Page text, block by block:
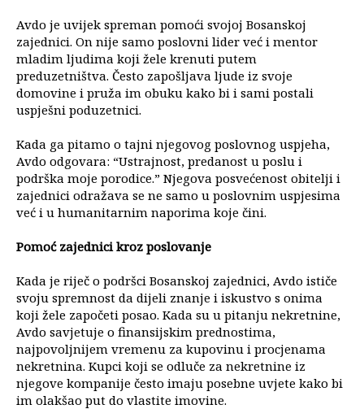
Avdo je uvijek spreman pomoći svojoj Bosanskoj
zajednici. On nije samo poslovni lider već i mentor
mladim ljudima koji žele krenuti putem
preduzetništva. Često zapošljava ljude iz svoje
domovine i pruža im obuku kako bi i sami postali
uspješni poduzetnici.
Kada ga pitamo o tajni njegovog poslovnog uspjeha,
Avdo odgovara: “Ustrajnost, predanost u poslu i
podrška moje porodice.” Njegova posvećenost obitelji i
zajednici odražava se ne samo u poslovnim uspjesima
već i u humanitarnim naporima koje čini.
Pomoć zajednici kroz poslovanje
Kada je riječ o podršci Bosanskoj zajednici, Avdo ističe
svoju spremnost da dijeli znanje i iskustvo s onima
koji žele započeti posao. Kada su u pitanju nekretnine,
Avdo savjetuje o finansijskim prednostima,
najpovoljnijem vremenu za kupovinu i procjenama
nekretnina. Kupci koji se odluče za nekretnine iz
njegove kompanije često imaju posebne uvjete kako bi
im olakšao put do vlastite imovine.